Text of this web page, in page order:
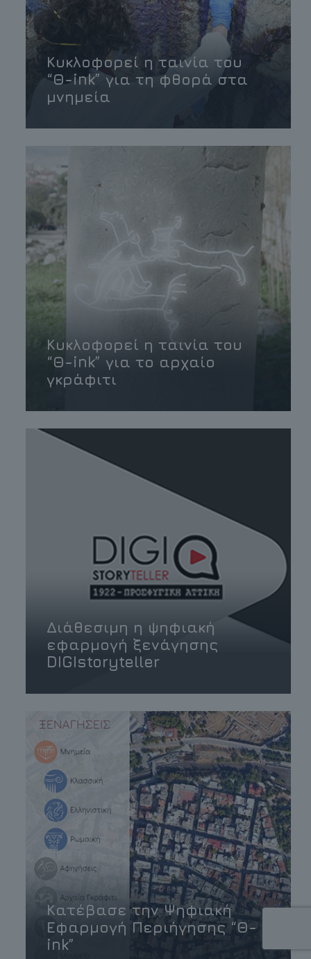
Κυκλοφορεί η ταινία του
“Θ-ink” για τη φθορά στα
μνημεία
Κυκλοφορεί η ταινία του
“Θ-ink” για το αρχαίο
γκράφιτι
Διάθεσιμη η ψηφιακή
εφαρμογή ξενάγησης
DIGIstoryteller
Κατέβασε την Ψηφιακή
Εφαρμογή Περιήγησης “Θ-
ink”